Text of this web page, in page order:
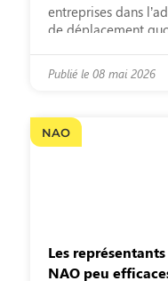
entreprises dans
de déplacement
promouvoir des […]
Publié le 08 mai 2026
NAO
Les
NAO peu